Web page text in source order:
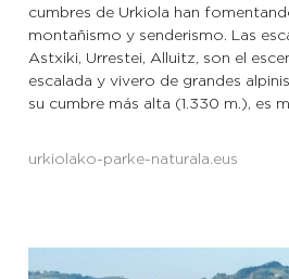
cumbres de Urkiola han
montañismo y senderismo. Las
Astxiki, Urrestei, Alluitz, son el
escalada y vivero de grandes
su cumbre más alta (1.330 m.), es
urkiolako-parke-naturala.eus